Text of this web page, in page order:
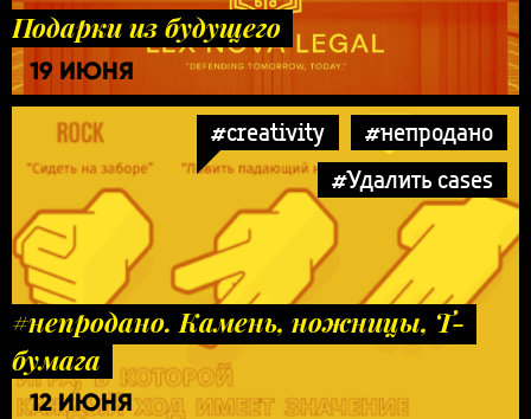
Подарки из будущего
19 ИЮНЯ
#creativity
#непродано
#Удалить cases
#непродано. Камень, ножницы, Т-
бумага
12 ИЮНЯ